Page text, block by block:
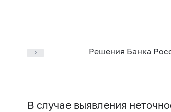
Решения Банка
В случае выявления